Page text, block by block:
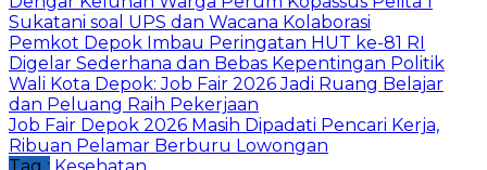
Sukatani soal UPS dan Wacana Kolaborasi
Pemkot Depok Imbau Peringatan HUT ke-81 RI
Digelar Sederhana dan Bebas Kepentingan Politik
Wali Kota Depok: Job Fair 2026 Jadi Ruang Belajar
dan Peluang Raih Pekerjaan
Job Fair Depok 2026 Masih Dipadati Pencari Kerja,
Ribuan Pelamar Berburu Lowongan